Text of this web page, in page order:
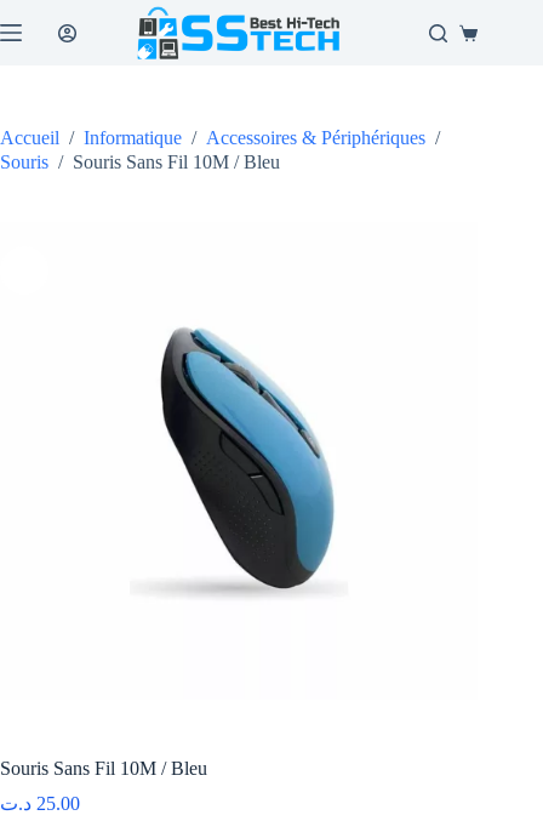
au
Panier
Accueil / Informatique / Accessoires & Périphériques /
Souris / Souris Sans Fil 10M / Bleu
Souris Sans Fil 10M / Bleu
25.00 د.ت